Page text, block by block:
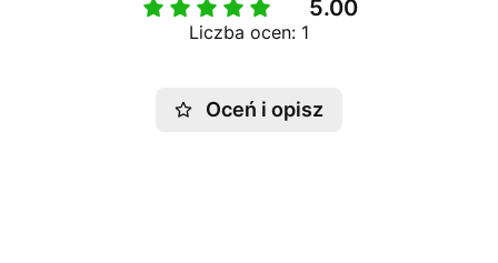
5.00
Liczba ocen: 1
Oceń i opisz